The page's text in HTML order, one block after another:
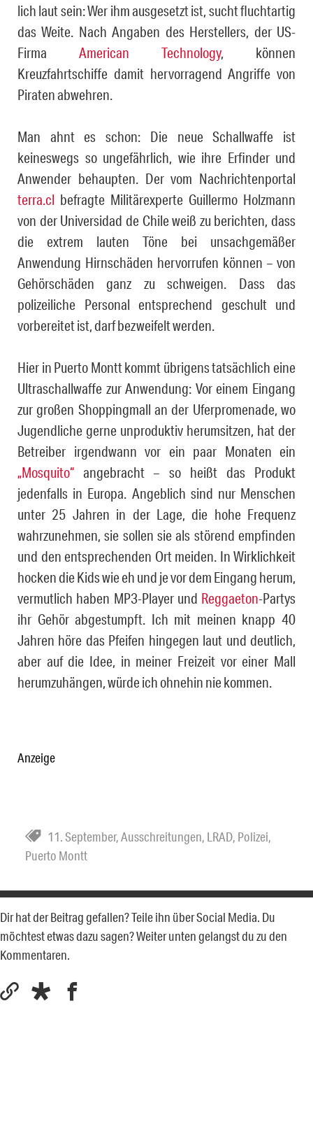
lich laut sein: Wer ihm ausgesetzt ist, sucht fluchtartig
das Wei­te. Nach Angaben des Herstellers, der US-
Firma American Tech­no­lo­gy, können
Kreuzfahrtschiffe damit hervorragend Angriffe von
Piraten abwehren.
Man ahnt es schon: Die neue Schallwaffe ist
keineswegs so ungefährlich, wie ihre Erfinder und
Anwender behaupten. Der vom Nachrichtenportal
terra.cl befragte Militärexperte Guillermo Holzmann
von der Universidad de Chile weiß zu berichten, dass
die extrem lauten Töne bei un­sach­ge­mä­ßer
Anwendung Hirnschäden hervorrufen können – von
Ge­hör­schä­den ganz zu schweigen. Dass das
polizeiliche Personal entsprechend ge­schult und
vorbereitet ist, darf bezweifelt werden.
Hier in Puerto Montt kommt übrigens tatsächlich eine
Ultraschallwaffe zur An­wen­dung: Vor einem Eingang
zur großen Shoppingmall an der Ufer­promenade, wo
Jugendliche gerne unproduktiv herumsitzen, hat der
Be­trei­ber irgendwann vor ein paar Monaten ein
„Mosquito“ angebracht – so heißt das Produkt
jedenfalls in Europa. Angeblich sind nur Menschen
un­ter 25 Jahren in der Lage, die hohe Frequenz
wahrzunehmen, sie sollen sie als störend empfinden
und den entsprechenden Ort meiden. In Wirk­lich­keit
hocken die Kids wie eh und je vor dem Eingang herum,
ver­mut­lich haben MP3-Player und Reggaeton-Partys
ihr Gehör ab­ge­stumpft. Ich mit meinen knapp 40
Jahren höre das Pfeifen hingegen laut und deutlich,
aber auf die Idee, in meiner Freizeit vor einer Mall
herumzuhängen, würde ich ohnehin nie kommen.
Anzeige
11. September,Ausschreitungen, LRAD, Polizei,
Puerto Montt
Dir hat der Beitrag gefallen? Teile ihn über Social Media. Du
möchtest etwas dazu sagen? Weiter unten gelangst du zu den
Kommentaren.